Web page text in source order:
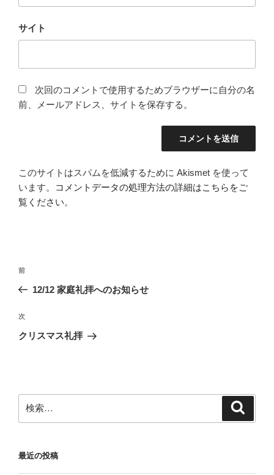
サイト
次回のコメントで使用するためブラウザーに自分の名
前、メールアドレス、サイトを保存する。
このサイトはスパムを低減するために Akismet を使って
います。
コメントデータの処理方法の詳細はこちらをご
覧ください。
投
ビ
ゲ
ン
前
の
稿
前
12/12 家庭礼拝へのお知らせ
次
の
次
クリスマス礼拝
索:
最近の投稿